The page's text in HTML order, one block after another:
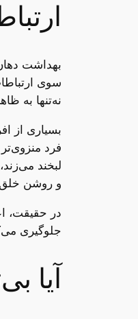
بهداشت
سوی
نه‌تنها به
بسیاری از
فرد
لبخند
و روشن
در حقیقت،
جلوگیری
آیا